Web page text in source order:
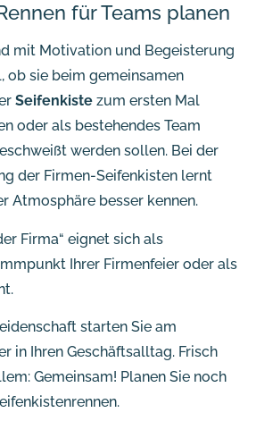
für Teams planen
mit Motivation und Begeisterung
ob sie beim gemeinsamen
Seifenkiste zum ersten Mal
oder als bestehendes Team
werden sollen. Bei der
der Firmen-Seifenkisten lernt
Atmosphäre besser kennen.
Firma“ eignet sich als
Ihrer Firmenfeier oder als
starten Sie am
in Ihren Geschäftsalltag. Frisch
Gemeinsam! Planen Sie noch